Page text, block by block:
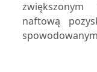
naftową